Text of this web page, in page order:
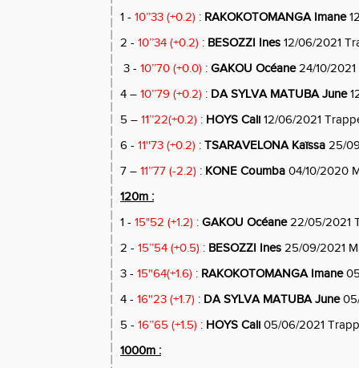
1 - 10’’33 (+0.2) : RAKOKOTOMANGA Imane
2 - 10’’34 (+0.2) : BESOZZI Ines 12/06/2021
3 - 10’’70 (+0.0) : GAKOU Océane24/10/
4 – 10’’79 (+0.2) : DA SYLVA MATUBA June
5 – 11’’22(+0.2) : HOYS Cali 12/06/2021
6 - 11''73 (+0.2) : TSARAVELONA Kaïssa 25/
7 – 11’’77 (-2.2) : KONE Coumba 04/10/2020
120m :
1 - 15"52 (+1.2) : GAKOU Océane22/05/2021
2 - 15’’54 (+0.5) : BESOZZI Ines 25/09/2021
3 - 15''64(+1.6) : RAKOKOTOMANGA Imane
4 - 16''23 (+1.7) : DA SYLVA MATUBA June
5 - 16’’65 (+1.5) : HOYS Cali 05/06/2021
1000m :